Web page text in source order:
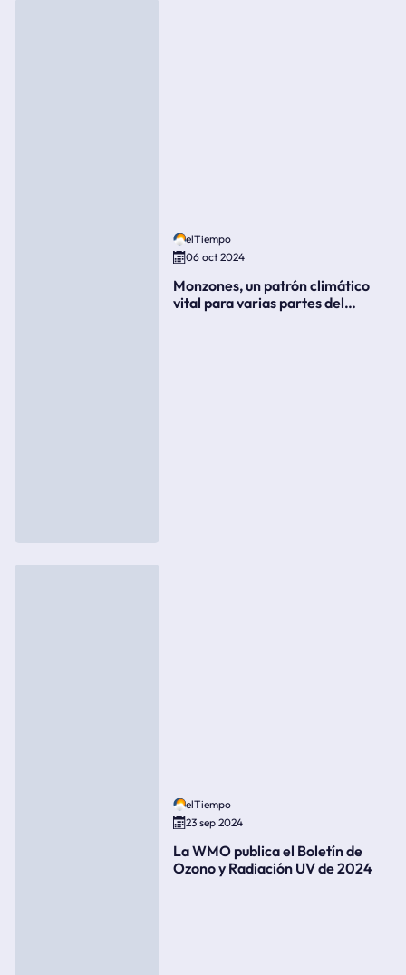
elTiempo
06 oct 2024
Monzones, un patrón climático
vital para varias partes del
elTiempo
23 sep 2024
La WMO publica el Boletín de
Ozono y Radiación UV de 2024